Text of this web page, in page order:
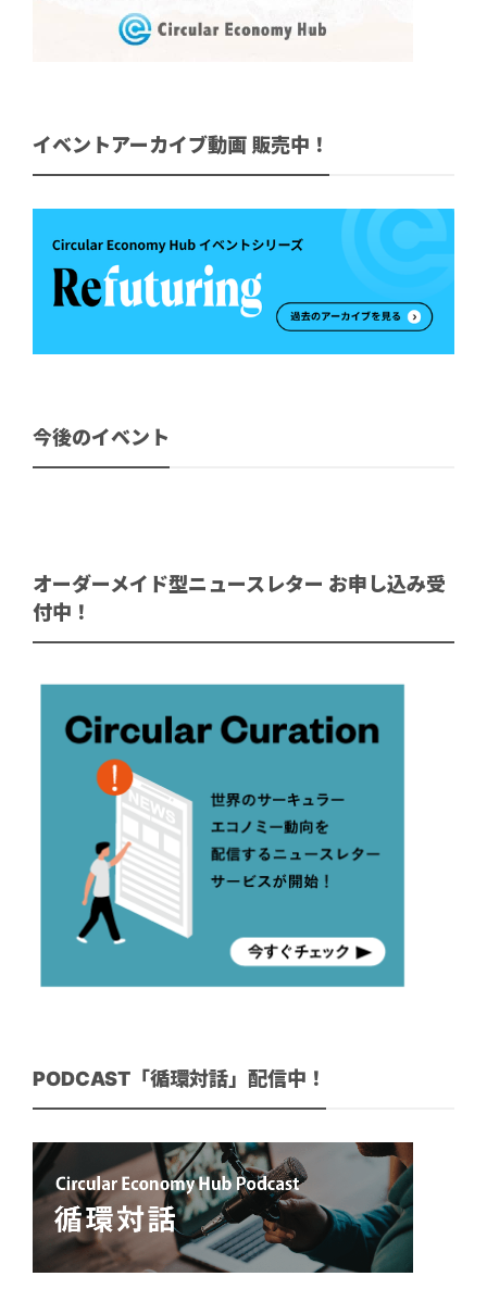
イベントアーカイブ動画 販売中！
今後のイベント
オーダーメイド型ニュースレター お申し込み受
付中！
PODCAST「循環対話」配信中！